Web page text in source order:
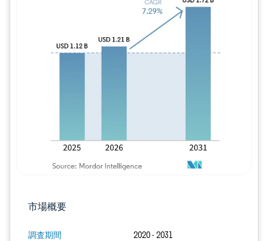
市場概要
調査期間 2020 - 2031